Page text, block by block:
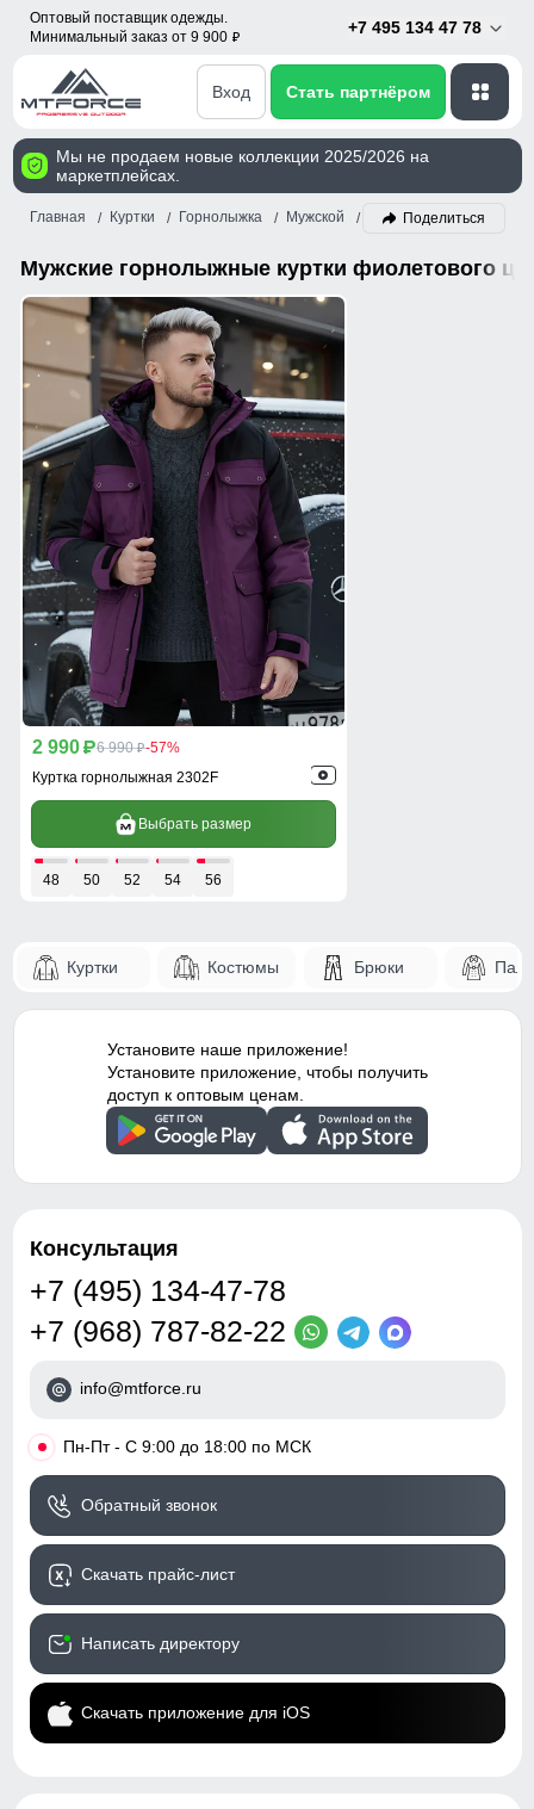
Оптовый поставщик одежды.
Минимальный заказ от 9 900 p
+7 495 134 47 78
Вход Стать партнёром
Мы не продаем новые коллекции 2025/2026 на
маркетплейсах.
Главная Куртки Горнолыжка Мужской Фиолетовый
Поделиться
Мужские горнолыжные куртки фиолетового
2 990 p6 990 p-57%
Куртка горнолыжная 2302F
Выбрать размер
48 50 52 54 56
Куртки Костюмы Брюки
Установите наше приложение!
Установите приложение, чтобы получить
доступ к оптовым ценам.
Консультация
+7 (495) 134-47-78
+7 (968) 787-82-22
info@mtforce.ru
• Пн-Пт - С 9:00 до 18:00 по МСК
Обратный звонок
Скачать прайс-лист
Написать директору
Скачать приложение для iOS